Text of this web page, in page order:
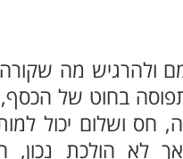
ולהרגיש מה
בחוט של
חס ושלום יכול
לא הולכת נכון,